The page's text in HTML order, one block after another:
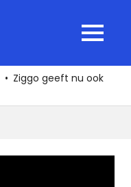
MENU
Ziggo geeft nu ook